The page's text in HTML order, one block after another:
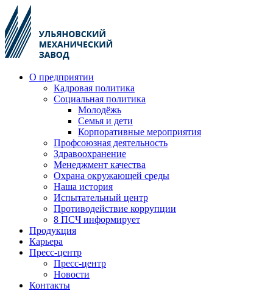
О предприятии
Кадровая политика
Социальная политика
Молодёжь
Семья и дети
Корпоративные мероприятия
Профсоюзная деятельность
Здравоохранение
Менеджмент качества
Охрана окружающей среды
Наша история
Испытательный центр
Противодействие коррупции
8 ПСЧ информирует
Продукция
Карьера
Пресс-центр
Пресс-центр
Новости
Контакты